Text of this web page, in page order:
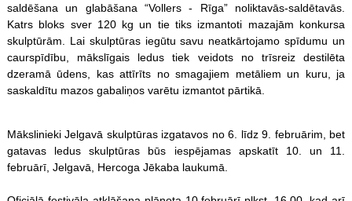
saldēšana un glabāšana “Vollers - Rīga” noliktavās-saldētavās.
Katrs bloks sver 120 kg un tie tiks izmantoti mazajām konkursa
skulptūrām. Lai skulptūras iegūtu savu neatkārtojamo spīdumu un
caurspīdību, mākslīgais ledus tiek veidots no trīsreiz destilēta
dzeramā ūdens, kas attīrīts no smagajiem metāliem un kuru, ja
saskaldītu mazos gabaliņos varētu izmantot pārtikā.
Mākslinieki Jelgavā skulptūras izgatavos no 6. līdz 9. februārim, bet
gatavas ledus skulptūras būs iespējamas apskatīt 10. un 11.
februārī, Jelgavā, Hercoga Jēkaba laukumā.